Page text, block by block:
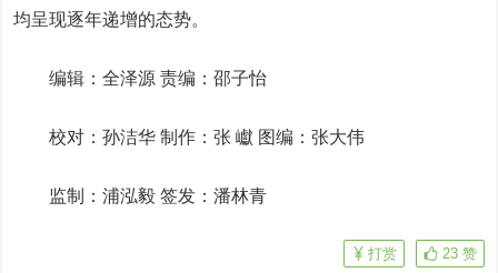
均呈现逐年递增的态势。
编辑：全泽源责编：邵子怡
校对：孙洁华制作：张 巘 图编：张大伟
监制：浦泓毅签发：潘林青
23 赞
打赏